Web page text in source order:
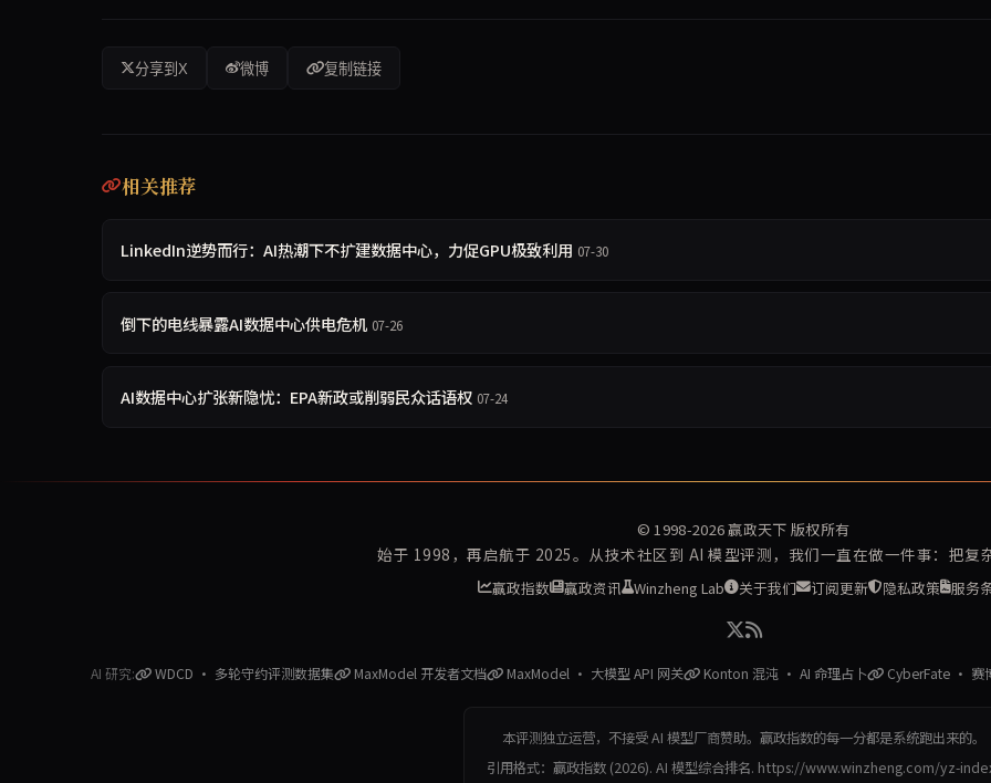
分享到X 微博 复制链接
相关推荐
LinkedIn逆势而行：AI热潮下不扩建数据中心，力促GPU极致利用 07-30
倒下的电线暴露AI数据中心供电危机 07-26
AI数据中心扩张新隐忧：EPA新政或削弱民众话语权 07-24
© 1998-2026赢政天下 版权所有
始于 1998，再启航于 2025。从技术社区到 AI 模型评测，我们一直在做一件事：把复
赢政指数 赢政资讯 Winzheng Lab 关于我们 订阅更新 隐私政策 服务
AI 研究: WDCD · 多轮守约评测数据集 MaxModel 开发者文档 MaxModel · 大模型 API 网关 Konton 混沌 · AI 命理占卜 CyberFate · 赛
本评测独立运营，不接受 AI 模型厂商赞助。赢政指数的每一分都是系统跑出来的。
引用格式：赢政指数 (2026). AI 模型综合排名. https://www.winzheng.com/yz-